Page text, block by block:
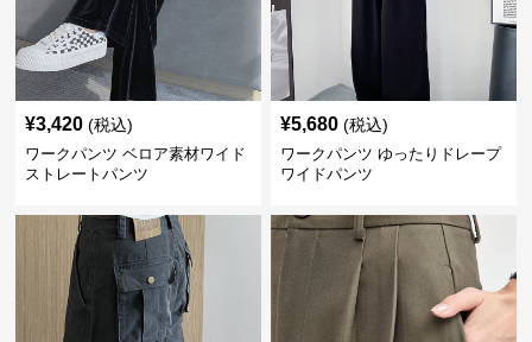
¥3,420 (税込)
ワークパンツ ベロア素材ワイド
ストレートパンツ
¥5,680 (税込)
ワークパンツ ゆったりドレープ
ワイドパンツ